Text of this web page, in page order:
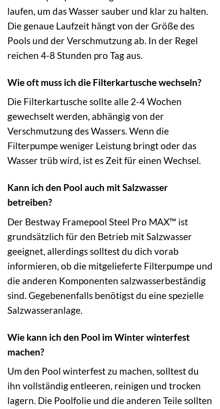
laufen, um das Wasser sauber und klar zu halten.
Die genaue Laufzeit hängt von der Größe des
Pools und der Verschmutzung ab. In der Regel
reichen 4-8 Stunden pro Tag aus.
Wie oft muss ich die Filterkartusche wechseln?
Die Filterkartusche sollte alle 2-4 Wochen
gewechselt werden, abhängig von der
Verschmutzung des Wassers. Wenn die
Filterpumpe weniger Leistung bringt oder das
Wasser trüb wird, ist es Zeit für einen Wechsel.
Kann ich den Pool auch mit Salzwasser
betreiben?
Der Bestway Framepool Steel Pro MAX™ ist
grundsätzlich für den Betrieb mit Salzwasser
geeignet, allerdings solltest du dich vorab
informieren, ob die mitgelieferte Filterpumpe und
die anderen Komponenten salzwasserbeständig
sind. Gegebenenfalls benötigst du eine spezielle
Salzwasseranlage.
Wie kann ich den Pool im Winter winterfest
machen?
Um den Pool winterfest zu machen, solltest du
ihn vollständig entleeren, reinigen und trocken
lagern. Die Poolfolie und die anderen Teile sollten